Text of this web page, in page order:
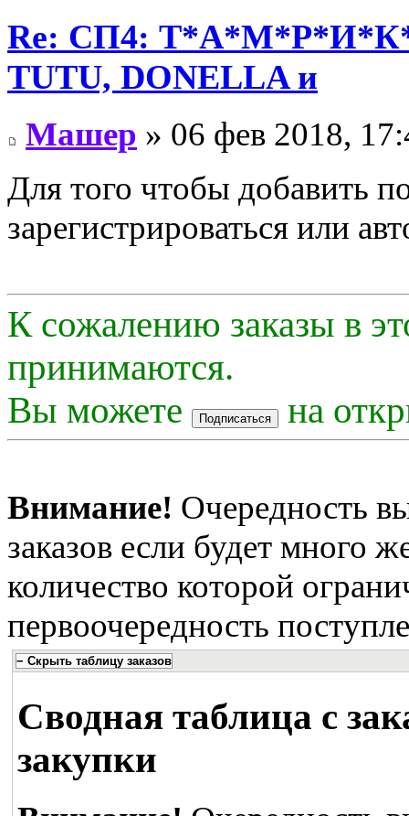
Re: СП4:
TUTU, DONELLA и
Машер » 06 фев 2018,
Для того чтобы добавить
зарегистрироваться или
К сожалению заказы в
принимаются.
Вы можете
на
Внимание! Очередность
заказов если будет много
количество которой
первоочередность
Сводная таблица с
закупки